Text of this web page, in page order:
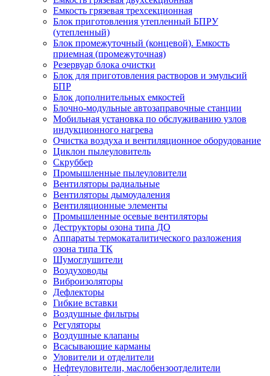
Емкость грязевая трехсекционная
Блок приготовления утепленный БПРУ
(утепленный)
Блок промежуточный (концевой). Емкость
приемная (промежуточная)
Резервуар блока очистки
Блок для приготовления растворов и эмульсий
БПР
Блок дополнительных емкостей
Блочно-модульные автозаправочные станции
Мобильная установка по обслуживанию узлов
индукционного нагрева
Очистка воздуха и вентиляционное оборудование
Циклон пылеуловитель
Скруббер
Промышленные пылеуловители
Вентиляторы радиальные
Вентиляторы дымоудаления
Вентиляционные элементы
Промышленные осевые вентиляторы
Деструкторы озона типа ДО
Аппараты термокаталитического разложения
озона типа ТК
Шумоглушители
Воздуховоды
Виброизоляторы
Дефлекторы
Гибкие вставки
Воздушные фильтры
Регуляторы
Воздушные клапаны
Всасывающие карманы
Уловители и отделители
Нефтеуловители, маслобензоотделители